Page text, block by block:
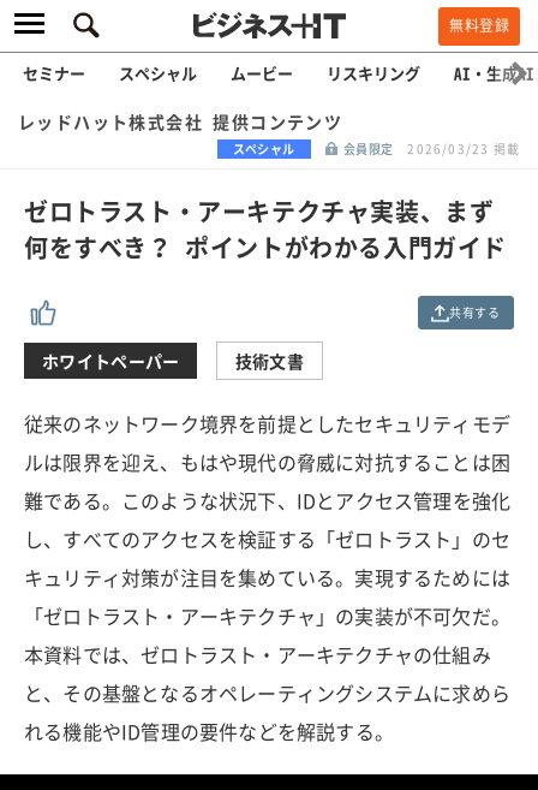
無料登録
セミナー スペシャル ムービー リスキリング AI・生成AI
レッドハット株式会社 提供コンテンツ
スペシャル 会員限定 2026/03/23 掲載
ゼロトラスト・アーキテクチャ実装、まず
何をすべき？ ポイントがわかる入門ガイド
共有する
ホワイトペーパー 技術文書
従来のネットワーク境界を前提としたセキュリティモデ
ルは限界を迎え、もはや現代の脅威に対抗することは困
難である。このような状況下、IDとアクセス管理を強化
し、すべてのアクセスを検証する「ゼロトラスト」のセ
キュリティ対策が注目を集めている。実現するためには
「ゼロトラスト・アーキテクチャ」の実装が不可欠だ。
本資料では、ゼロトラスト・アーキテクチャの仕組み
と、その基盤となるオペレーティングシステムに求めら
れる機能やID管理の要件などを解説する。